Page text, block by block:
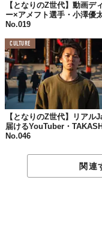
あの人紹
📣「推薦
「
【となりのZ世代】動画デ
ー×アメフト選手・小澤優
No.019
CULTURE
【となりのZ世代】リアル
届けるYouTuber・
No.046
関連